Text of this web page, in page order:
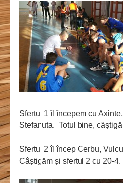
Sfertul 1 îl începem cu
Stefanuta. Totul bine,
Sfertul 2 îl încep Cerbu,
Câștigăm și sfertul 2 cu 20-